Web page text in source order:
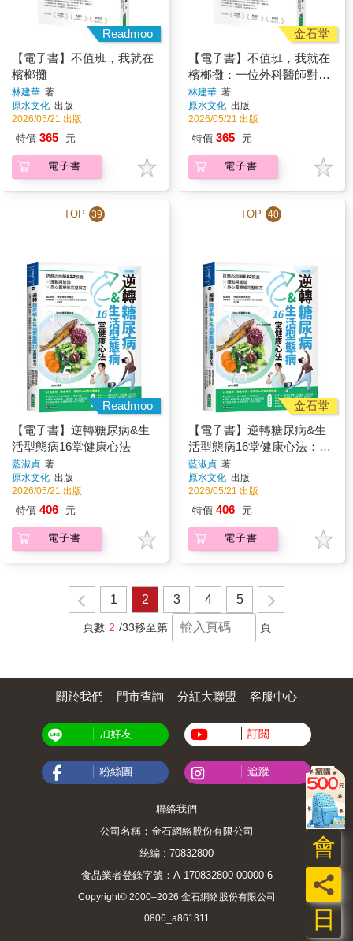
Readmoo
【電子書】不值班，我就在
檳榔攤
林建華 著
原水文化 出版
2026/05/21 出版
特價 365 元
電子書
金石堂
【電子書】不值班，我就在
檳榔攤：一位外科醫師對人
生的回望
林建華 著
原水文化 出版
2026/05/21 出版
特價 365 元
電子書
TOP 39
Readmoo
【電子書】逆轉糖尿病&生
活型態病16堂健康心法
藍淑貞 著
原水文化 出版
2026/05/21 出版
特價 406 元
電子書
TOP 40
金石堂
【電子書】逆轉糖尿病&生
活型態病16堂健康心法：抗
發炎控醣532飲食 × 運動與
瑜伽 × 身心靈療癒完整解方
藍淑貞 著
原水文化 出版
2026/05/21 出版
特價 406 元
電子書
1 2 3 4 5
頁數 2 /33移至第 頁
日
員
會
關於我們 門市查詢 分紅大聯盟 客服中心
加好友 訂閱
粉絲團 追蹤
聯絡我們
公司名稱：金石網絡股份有限公司
統編 : 70832800
食品業者登錄字號：A-170832800-00000-6
Copyright© 2000–2026 金石網絡股份有限公司
0806_a861311